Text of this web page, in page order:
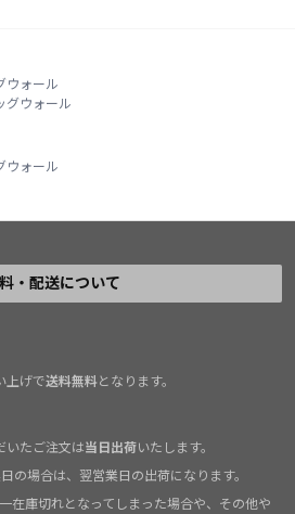
ウォール
グウォール
ウォール
・配送について
上げで送料無料となります。
いたご注文は当日出荷いたします。
の場合は、翌営業日の出荷になります。
在庫切れとなってしまった場合や、その他や